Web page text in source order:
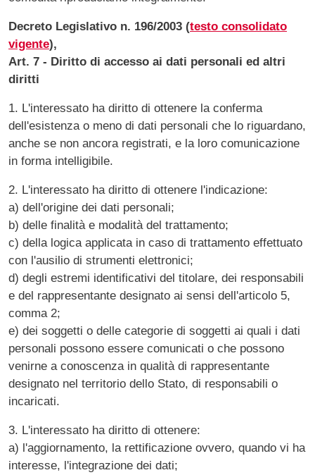
Decreto Legislativo n. 196/2003 (testo consolidato
vigente),
Art. 7 - Diritto di accesso ai dati personali ed altri
diritti
1. L'interessato ha diritto di ottenere la conferma
dell'esistenza o meno di dati personali che lo riguardano,
anche se non ancora registrati, e la loro comunicazione
in forma intelligibile.
2. L'interessato ha diritto di ottenere l'indicazione:
a) dell'origine dei dati personali;
b) delle finalità e modalità del trattamento;
c) della logica applicata in caso di trattamento effettuato
con l'ausilio di strumenti elettronici;
d) degli estremi identificativi del titolare, dei responsabili
e del rappresentante designato ai sensi dell'articolo 5,
comma 2;
e) dei soggetti o delle categorie di soggetti ai quali i dati
personali possono essere comunicati o che possono
venirne a conoscenza in qualità di rappresentante
designato nel territorio dello Stato, di responsabili o
incaricati.
3. L'interessato ha diritto di ottenere:
a) l'aggiornamento, la rettificazione ovvero, quando vi ha
interesse, l'integrazione dei dati;